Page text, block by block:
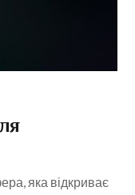
яка відкриває